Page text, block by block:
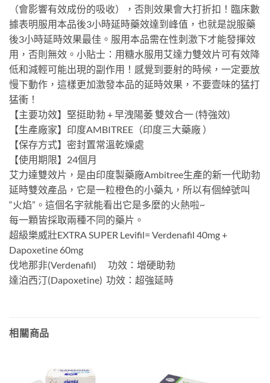
（會影響有效成份的吸收），否則效果會大打折扣！臨床數
據表明服用本品後3小時延時藥效達到峰值，也就是說服藥
後3小時延時效果最佳。服用本品需在性刺激下才能發揮效
用，否則無效。小貼士：用糖水服用艾達力雙效片可有效降
低和減輕可能出現的副作用！感覺到要射的時候，一定要放
慢下動作，這樣更加激發本品的延時效果，不要壹味的猛打
猛衝！
【主要功效】堅挺助勃 + 早洩陽萎 雙效合一 (特強效)
【生產廠家】印度AMBITREE（印度三大藥廠 ）
【保存方式】密封置常溫乾燥處
【使用期限】24個月
艾力達雙效片，是由印度製藥廠Ambitree生產的新一代助勃
延時雙效產品，它是一粒橙色的小藥丸，所以有個綽號叫
“火焰”。這個名字就能看出它是多麼的火熱啦~
每一顆皆採取兩種不同的藥片。
超級樂威壯EXTRA SUPER Levifil= Verdenafil 40mg +
Dapoxetine 60mg
伐地那非(Verdenafil) 功效：增硬助勃
達泊西汀(Dapoxetine) 功效：超強延時
相關商品